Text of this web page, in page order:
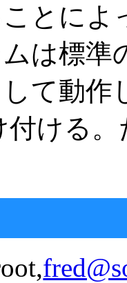
ことに
は標準
て動作
付ける